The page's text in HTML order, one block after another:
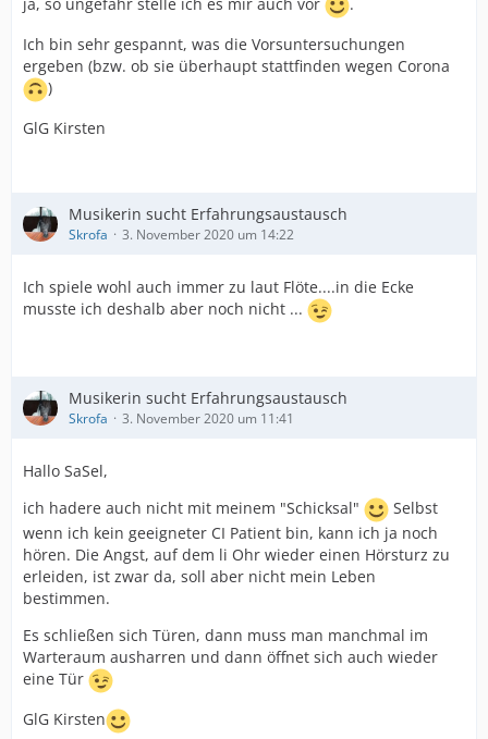
Ich bin sehr gespannt, was die Vorsuntersuchungen
ergeben (bzw. ob sie überhaupt stattfinden wegen Corona
)
GlG Kirsten
Musikerin sucht Erfahrungsaustausch
Skrofa 3. November 2020 um 14:22
Ich spiele wohl auch immer zu laut Flöte....in die Ecke
musste ich deshalb aber noch nicht ...
Musikerin sucht Erfahrungsaustausch
Skrofa 3. November 2020 um 11:41
Hallo SaSel,
ich hadere auch nicht mit meinem "Schicksal"
Selbst
wenn ich kein geeigneter CI Patient bin, kann ich ja noch
hören. Die Angst, auf dem li Ohr wieder einen Hörsturz zu
erleiden, ist zwar da, soll aber nicht mein Leben
bestimmen.
Es schließen sich Türen, dann muss man manchmal im
Warteraum ausharren und dann öffnet sich auch wieder
eine Tür
GlG Kirsten